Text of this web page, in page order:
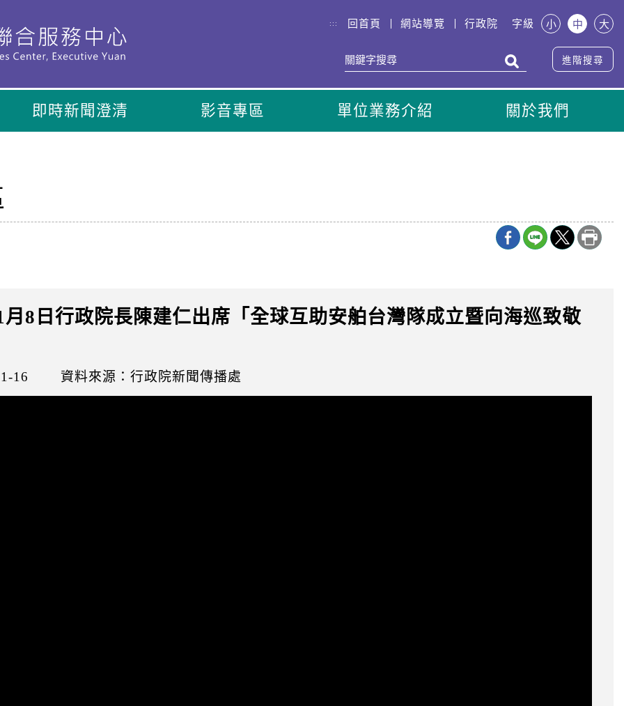
::: 回首頁 網站導覽 行政院 字級 小 中 大
進階搜尋
即時新聞澄清 影音專區 單位業務介紹 關於我們
月8日行政院長陳建仁出席「全球互助安舶台灣隊成立暨向海巡致敬
16 資料來源：行政院新聞傳播處